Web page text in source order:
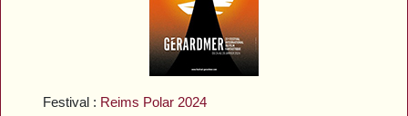
Festival : Reims Polar 2024